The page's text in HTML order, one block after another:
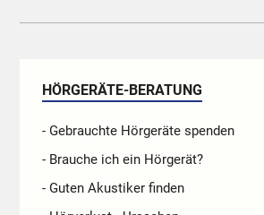
HÖRGERÄTE-BERATUNG
- Gebrauchte Hörgeräte spenden
- Brauche ich ein Hörgerät?
- Guten Akustiker finden